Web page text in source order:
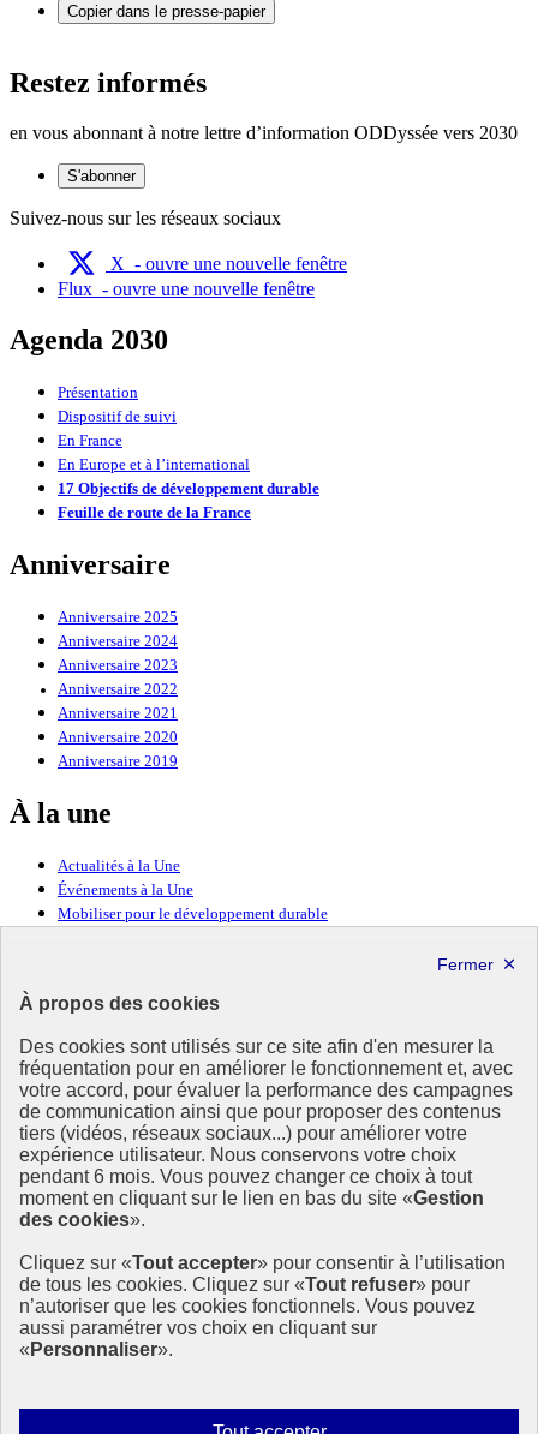
À propos des cookies
Des cookies sont utilisés sur ce site afin d'en mesurer la
fréquentation pour en améliorer le fonctionnement et, avec
votre accord, pour évaluer la performance des campagnes
de communication ainsi que pour proposer des contenus
tiers (vidéos, réseaux sociaux...) pour améliorer votre
expérience utilisateur. Nous conservons votre choix
pendant 6 mois. Vous pouvez changer ce choix à tout
moment en cliquant sur le lien en bas du site «Gestion
des cookies».
Cliquez sur «Tout accepter» pour consentir à l’utilisation
de tous les cookies. Cliquez sur «Tout refuser» pour
n’autoriser que les cookies fonctionnels. Vous pouvez
aussi paramétrer vos choix en cliquant sur
« Personnaliser».
Copier dans le presse-papier
Restez informés
en vous abonnant à notre lettre d’information ODDyssée vers 2030
S'abonner
Suivez-nous sur les réseaux sociaux
X - ouvre une nouvelle fenêtre
Flux - ouvre une nouvelle fenêtre
Agenda 2030
Présentation
Dispositif de suivi
En France
En Europe et à l’international
17 Objectifs de développement durable
Feuille de route de la France
Anniversaire
Anniversaire 2025
Anniversaire 2024
Anniversaire 2023
Anniversaire 2022
Anniversaire 2021
Anniversaire 2020
Anniversaire 2019
À la une
Actualités à la Une
Événements à la Une
Mobiliser pour le développement durable
Ressources
Ressources
La Méth’ODD
Gouvernement
Ce site propose l’information de référence concernant l’Agenda
2030 et la feuille de route de la France. Il valorise la mobilisation de
tous les acteurs.
info.gouv.fr- ouvre une nouvelle fenêtre
service-public.fr - ouvre une nouvelle fenêtre
legifrance.gouv.fr- ouvre une nouvelle fenêtre
data.gouv.fr- ouvre une nouvelle fenêtre
Plan du site
Mentions légales